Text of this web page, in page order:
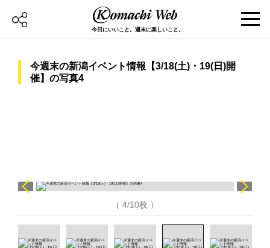
今日にいいこと。週末に楽しいこと。
今週末の新潟イベント情報【3/18(土)・19(日)開
催】の写真4
（ 4/10枚 ）